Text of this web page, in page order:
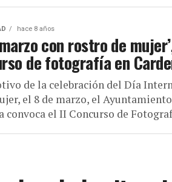
hace 8 años
con rostro de
de fotografía en
de la celebración del Día
el 8 de marzo, el
convoca el II Concurso de